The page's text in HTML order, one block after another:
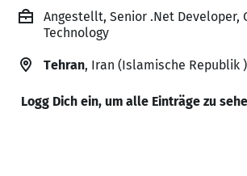
Angestellt, Senior .Net Developer,
Technology
Tehran, Iran (Islamische Republik )
Logg Dich ein, um alle Einträge zu